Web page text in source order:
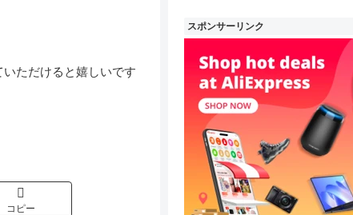
ただけると嬉しいです
コピー
スポンサーリンク